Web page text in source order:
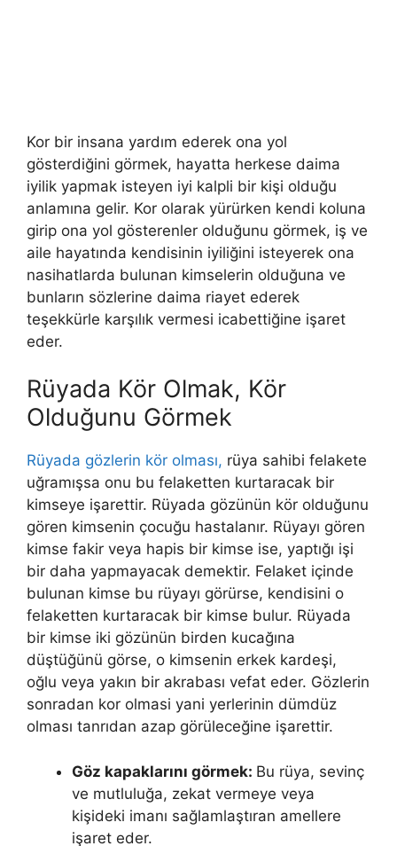
Kor bir insana yardım ederek ona yol
gösterdiğini görmek, hayatta herkese daima
iyilik yapmak isteyen iyi kalpli bir kişi olduğu
anlamına gelir. Kor olarak yürürken kendi koluna
girip ona yol gösterenler olduğunu görmek, iş ve
aile hayatında kendisinin iyiliğini isteyerek ona
nasihatlarda bulunan kimselerin olduğuna ve
bunların sözlerine daima riayet ederek
teşekkürle karşılık vermesi icabettiğine işaret
eder.
Rüyada Kör Olmak, Kör
Olduğunu Görmek
Rüyada gözlerin kör olması, rüya sahibi felakete
uğramışsa onu bu felaketten kurtaracak bir
kimseye işarettir. Rüyada gözünün kör olduğunu
gören kimsenin çocuğu hastalanır. Rüyayı gören
kimse fakir veya hapis bir kimse ise, yaptığı işi
bir daha yapmayacak demektir. Felaket içinde
bulunan kimse bu rüyayı görürse, kendisini o
felaketten kurtaracak bir kimse bulur. Rüyada
bir kimse iki gözünün birden kucağına
düştüğünü görse, o kimsenin erkek kardeşi,
oğlu veya yakın bir akrabası vefat eder. Gözlerin
sonradan kor olmasi yani yerlerinin dümdüz
olması tanrıdan azap görüleceğine işarettir.
Göz kapaklarını görmek: Bu rüya, sevinç
ve mutluluğa, zekat vermeye veya
kişideki imanı sağlamlaştıran amellere
işaret eder.